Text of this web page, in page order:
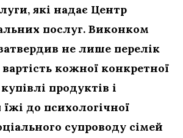
які надає Центр
послуг. Виконком
не лише перелік
кожної конкретної
продуктів і
до психологічної
супроводу сімей